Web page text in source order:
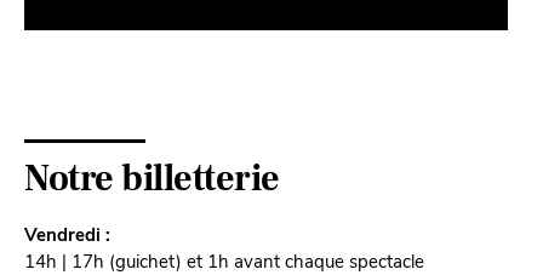
Notre billetterie
Vendredi :
14h | 17h (guichet) et 1h avant chaque spectacle